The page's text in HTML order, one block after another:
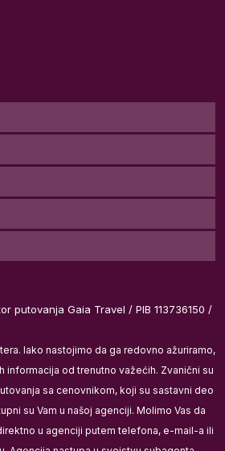
putovanja Gaia Travel / PIB 113736150 /
Iako nastojimo da ga redovno ažuriramo,
informacija od trenutno važećih. Zvanični su
sa cenovnikom, koji su sastavni deo
su Vam u našoj agenciji. Molimo Vas da
u agenciji putem telefona, e-mail-a ili